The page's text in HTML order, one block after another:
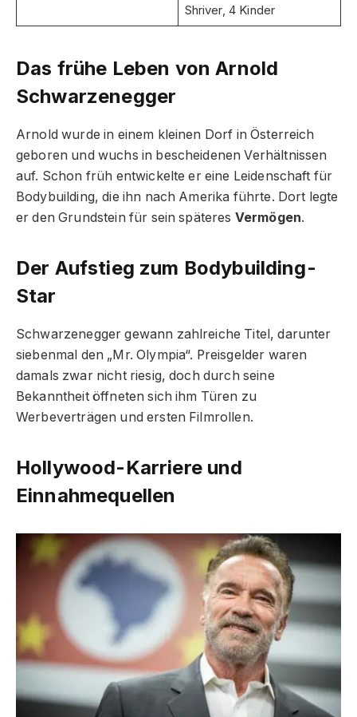
Shriver, 4 Kinder
Das frühe Leben von Arnold
Schwarzenegger
Arnold wurde in einem kleinen Dorf in Österreich
geboren und wuchs in bescheidenen Verhältnissen
auf. Schon früh entwickelte er eine Leidenschaft für
Bodybuilding, die ihn nach Amerika führte. Dort legte
er den Grundstein für sein späteres Vermögen.
Der Aufstieg zum Bodybuilding-
Star
Schwarzenegger gewann zahlreiche Titel, darunter
siebenmal den „Mr. Olympia“. Preisgelder waren
damals zwar nicht riesig, doch durch seine
Bekanntheit öffneten sich ihm Türen zu
Werbeverträgen und ersten Filmrollen.
Hollywood-Karriere und
Einnahmequellen